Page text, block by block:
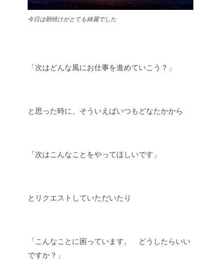
今日は朝焼けがとても綺麗でした
「次はどんな風にお仕事を進めていこう？」
と思った時に、そういえばいつもどなたかから
「次はこんなことをやってほしいです」
とリクエストしていただいたり
「こんなことに困っています。
どうしたらいい
ですか？」